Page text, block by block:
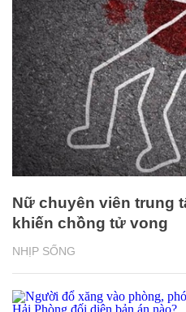
NHỊP SỐNG
Nữ chuyên viên trung
khiến chồng tử vong